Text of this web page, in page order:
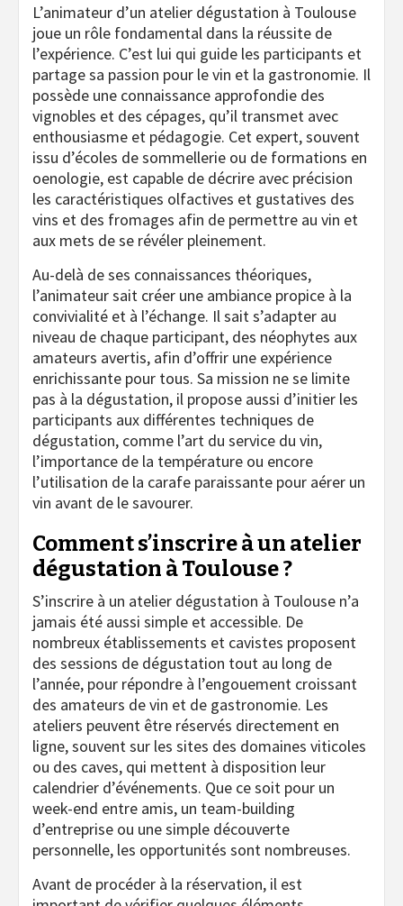
L’animateur d’un atelier dégustation à Toulouse
joue un rôle fondamental dans la réussite de
l’expérience. C’est lui qui guide les participants et
partage sa passion pour le vin et la gastronomie. Il
possède une connaissance approfondie des
vignobles et des cépages, qu’il transmet avec
enthousiasme et pédagogie. Cet expert, souvent
issu d’écoles de sommellerie ou de formations en
oenologie, est capable de décrire avec précision
les caractéristiques olfactives et gustatives des
vins et des fromages afin de permettre au vin et
aux mets de se révéler pleinement.
Au-delà de ses connaissances théoriques,
l’animateur sait créer une ambiance propice à la
convivialité et à l’échange. Il sait s’adapter au
niveau de chaque participant, des néophytes aux
amateurs avertis, afin d’offrir une expérience
enrichissante pour tous. Sa mission ne se limite
pas à la dégustation, il propose aussi d’initier les
participants aux différentes techniques de
dégustation, comme l’art du service du vin,
l’importance de la température ou encore
l’utilisation de la carafe paraissante pour aérer un
vin avant de le savourer.
Comment s’inscrire à un atelier
dégustation à Toulouse ?
S’inscrire à un atelier dégustation à Toulouse n’a
jamais été aussi simple et accessible. De
nombreux établissements et cavistes proposent
des sessions de dégustation tout au long de
l’année, pour répondre à l’engouement croissant
des amateurs de vin et de gastronomie. Les
ateliers peuvent être réservés directement en
ligne, souvent sur les sites des domaines viticoles
ou des caves, qui mettent à disposition leur
calendrier d’événements. Que ce soit pour un
week-end entre amis, un team-building
d’entreprise ou une simple découverte
personnelle, les opportunités sont nombreuses.
Avant de procéder à la réservation, il est